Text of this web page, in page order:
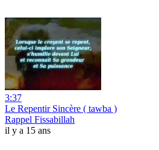
3:37
Le Repentir Sincère ( tawba )
Rappel Fissabillah
il y a 15 ans